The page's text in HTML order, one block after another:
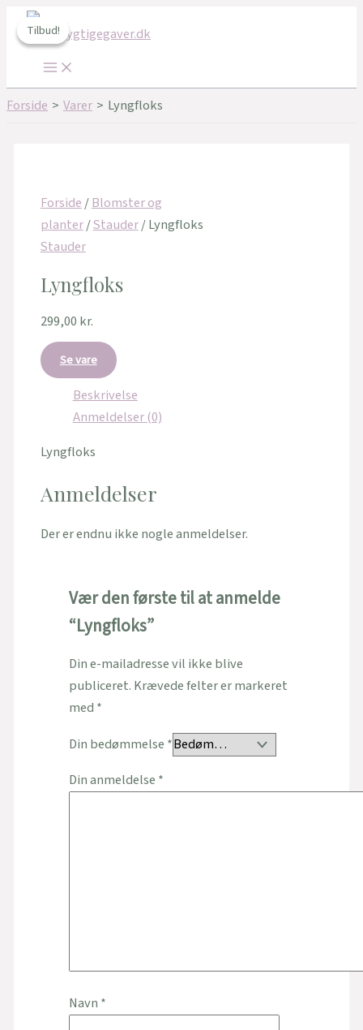
til
indholdet
Forside Varer Lyngfloks
Forside/Blomster og
planter/Stauder/ Lyngfloks
Stauder
Lyngfloks
299,00 kr.
Se vare
Beskrivelse
Anmeldelser (0)
Lyngfloks
Anmeldelser
Der er endnu ikke nogle anmeldelser.
Vær den første til at anmelde
“Lyngfloks”
Din e-mailadresse vil ikke blive
publiceret. Krævede felter er markeret
med *
Din bedømmelse *
Din anmeldelse *
Navn *
Tilbud!
Tilbud!
oprindelige
239,00 kr..